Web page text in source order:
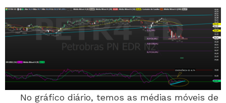
No gráfico diário, temos as médias móveis de